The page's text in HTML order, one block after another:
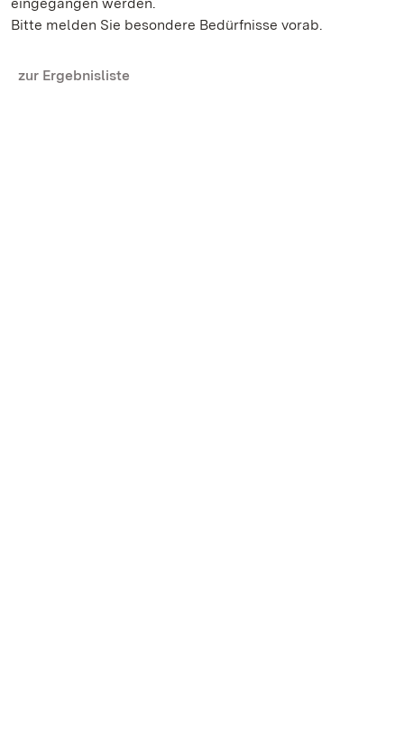
Bitte melden Sie besondere Bedürfnisse vorab.
zur Ergebnisliste